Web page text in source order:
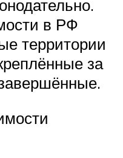
в РФ
территории
за